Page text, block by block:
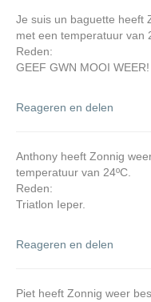
Je suis un baguette heeft
met een temperatuur van
Reden:
GEEF GWN MOOI WEER!
Reageren en delen
Anthony heeft Zonnig
temperatuur van 24ºC.
Reden:
Triatlon Ieper.
Reageren en delen
Piet heeft Zonnig weer